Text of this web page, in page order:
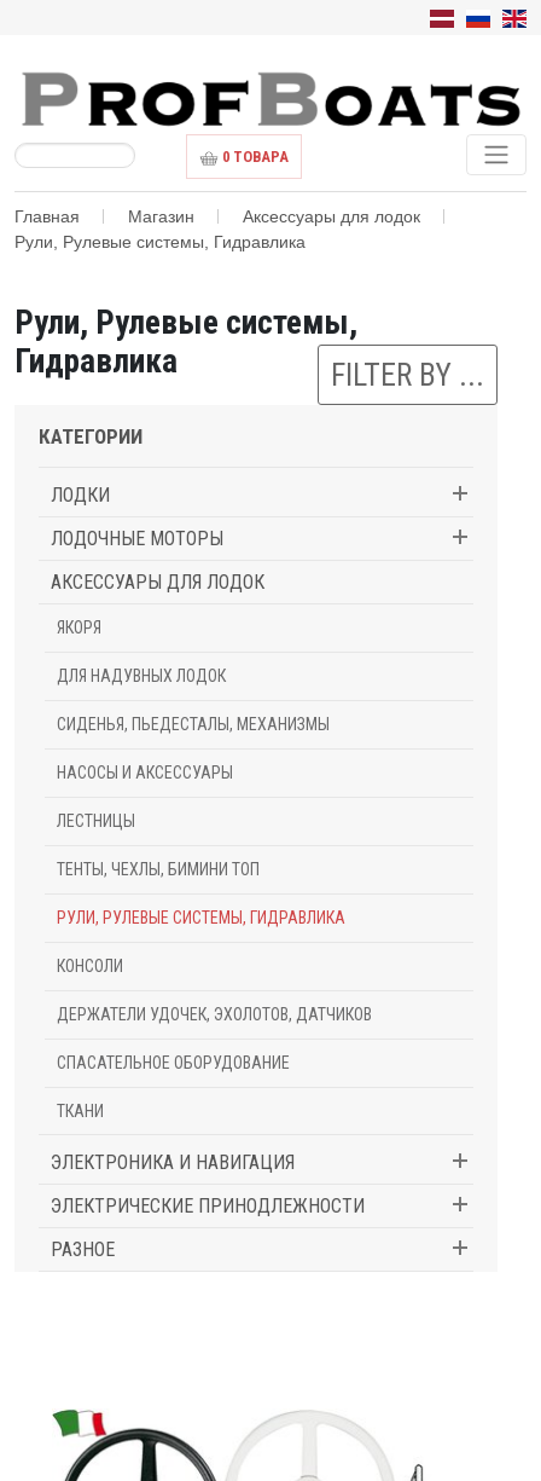
0 ТОВАРА
Главная Магазин
Аксессуары для лодок
Рули, Рулевые системы, Гидравлика
Рули, Рулевые системы,
Гидравлика
FILTER BY ...
КАТЕГОРИИ
ЛОДКИ
ЛОДОЧНЫЕ МОТОРЫ
АКСЕССУАРЫ ДЛЯ ЛОДОК
ЯКОРЯ
ДЛЯ НАДУВНЫХ ЛОДОК
СИДЕНЬЯ, ПЬЕДЕСТАЛЫ, МЕХАНИЗМЫ
НАСОСЫ И АКСЕССУАРЫ
ЛЕСТНИЦЫ
ТЕНТЫ, ЧЕХЛЫ, БИМИНИ ТОП
РУЛИ, РУЛЕВЫЕ СИСТЕМЫ, ГИДРАВЛИКА
КОНСОЛИ
ДЕРЖАТЕЛИ УДОЧЕК, ЭХОЛОТОВ, ДАТЧИКОВ
СПАСАТЕЛЬНОЕ ОБОРУДОВАНИЕ
ТКАНИ
ЭЛЕКТРОНИКА И НАВИГАЦИЯ
ЭЛЕКТРИЧЕСКИЕ ПРИНОДЛЕЖНОСТИ
РАЗНОЕ